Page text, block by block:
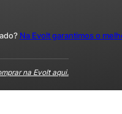
Na Evolt garantimos o
na Evolt aqui.